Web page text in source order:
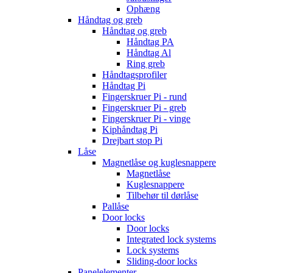
Ophæng
Håndtag og greb
Håndtag og greb
Håndtag PA
Håndtag Al
Ring greb
Håndtagsprofiler
Håndtag Pi
Fingerskruer Pi - rund
Fingerskruer Pi - greb
Fingerskruer Pi - vinge
Kiphåndtag Pi
Drejbart stop Pi
Låse
Magnetlåse og kuglesnappere
Magnetlåse
Kuglesnappere
Tilbehør til dørlåse
Pallåse
Door locks
Door locks
Integrated lock systems
Lock systems
Sliding-door locks